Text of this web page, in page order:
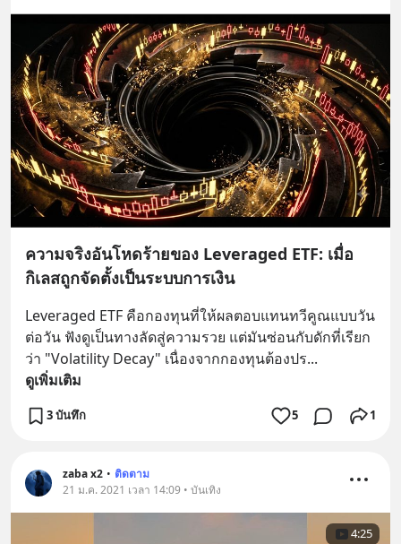
ความจริงอันโหดร้ายของ Leveraged ETF: เมื่อ
กิเลสถูกจัดตั้งเป็นระบบการเงิน
Leveraged ETF คือกองทุนที่ให้ผลตอบแทนทวีคูณแบบวัน
ต่อวัน ฟังดูเป็นทางลัดสู่ความรวย แต่มันซ่อนกับดักที่เรียก
ว่า "Volatility Decay" เนื่องจากกองทุนต้องปร...
ดูเพิ่มเติม
3 บันทึก 5 1
zaba x2 • ติดตาม
21 ม.ค. 2021 เวลา 14:09 • บันเทิง
4:25